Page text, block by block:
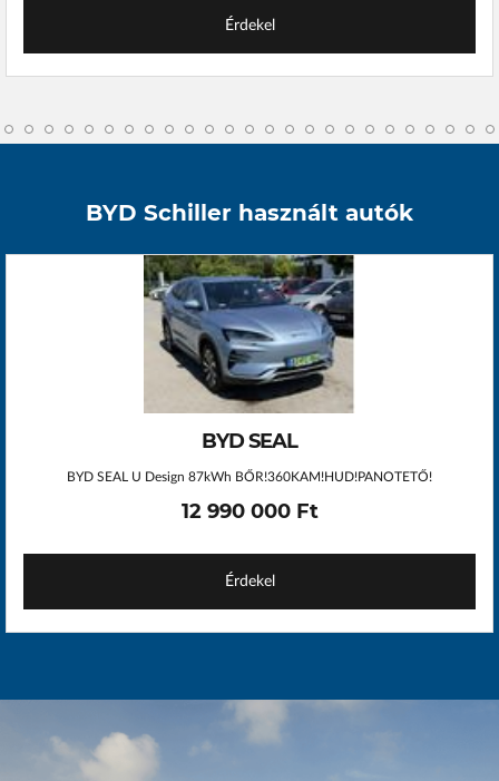
Érdekel
BYD Schiller használt autók
BYD SEAL
BYD SEAL U Design 87kWh BŐR!360KAM!HUD!PANOTETŐ!
12 990 000 Ft
Érdekel